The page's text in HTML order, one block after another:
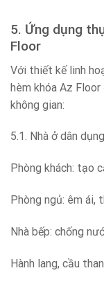
5. Ứng dụng
Floor
Với thiết kế linh
hèm khóa Az
không gian:
5.1. Nhà ở dân dụng
Phòng khách: tạo
Phòng ngủ: êm ái,
Nhà bếp: chống
Hành lang, cầu